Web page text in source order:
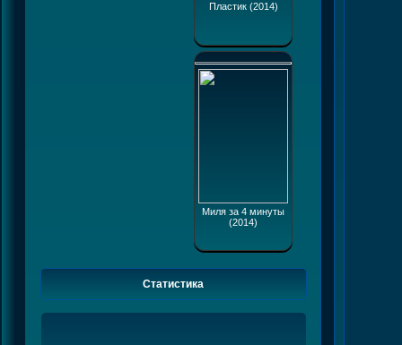
Пластик (2014)
Миля за 4 минуты
(2014)
Статистика